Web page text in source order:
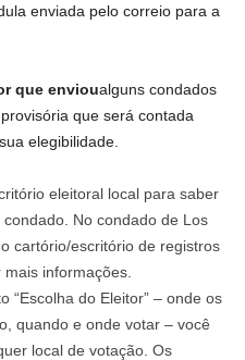
enviada pelo correio para a
que envioualguns condados
que será contada
elegibilidade.
eleitoral local para saber
No condado de Los
cartório/escritório de registros
informações.
“Escolha do Eleitor” – onde os
quando e onde votar – você
local de votação. Os